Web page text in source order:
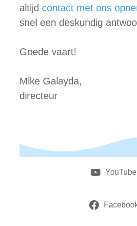
altijd contact met ons
snel een deskundig
Goede vaart!
Mike Galayda,
directeur
YouTube